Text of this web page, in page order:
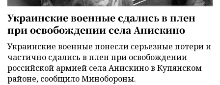
Украинские военные сдались в плен
при освобождении села Анискино
Украинские военные понесли серьезные потери и
частично сдались в плен при освобождении
российской армией села Анискино в Купянском
районе, сообщило Минобороны.